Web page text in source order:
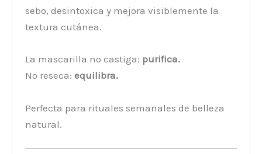
sebo, desintoxica y mejora visiblemente la
textura cutánea.
La mascarilla no castiga: purifica.
No reseca:equilibra.
Perfecta para rituales semanales de belleza
natural.